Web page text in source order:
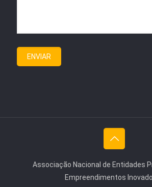
Associação Nacional de Entidades
Empreendimentos